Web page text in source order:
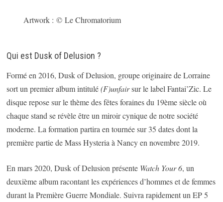
Artwork : © Le Chromatorium
Qui est Dusk of Delusion ?
Formé en 2016, Dusk of Delusion, groupe originaire de Lorraine
sort un premier album intitulé(F)unfairsur le label Fantai’Zic. Le
disque repose sur le thème des fêtes foraines du 19ème siècle où
chaque stand se révèle être un miroir cynique de notre société
moderne. La formation partira en tournée sur 35 dates dont la
première partie de Mass Hysteria à Nancy en novembre 2019.
En mars 2020, Dusk of Delusion présente Watch Your 6, un
deuxième album racontant les expériences d’hommes et de femmes
durant la Première Guerre Mondiale. Suivra rapidement un EP 5